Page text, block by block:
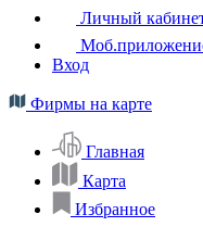
Личный
Вход
Фирмы на карте
Главная
Карта
Избранное